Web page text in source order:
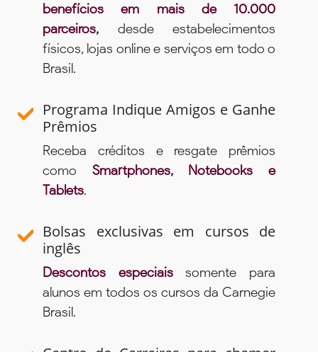
benefícios em mais de 10.000
parceiros, desde estabelecimentos
físicos, lojas online e serviços em todo o
Brasil.
Programa Indique Amigos e Ganhe
Prêmios
Receba créditos e resgate prêmios
como Smartphones, Notebooks e
Tablets.
Bolsas exclusivas em cursos de
inglês
Descontos especiaissomente para
alunos em todos os cursos da Carnegie
Brasil.